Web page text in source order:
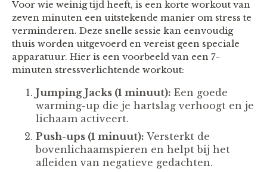
Voor wie weinig tijd heeft, is een korte workout van
zeven minuten een uitstekende manier om stress te
verminderen. Deze snelle sessie kan eenvoudig
thuis worden uitgevoerd en vereist geen speciale
apparatuur. Hier is een voorbeeld van een 7-
minuten stressverlichtende workout:
Jumping Jacks (1 minuut): Een goede
warming-up die je hartslag verhoogt en je
lichaam activeert.
Push-ups (1 minuut): Versterkt de
bovenlichaamspieren en helpt bij het
afleiden van negatieve gedachten.